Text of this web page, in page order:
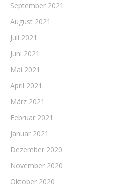
September 2021
August 2021
Juli 2021
Juni 2021
Mai 2021
April 2021
März 2021
Februar 2021
Januar 2021
Dezember 2020
November 2020
Oktober 2020